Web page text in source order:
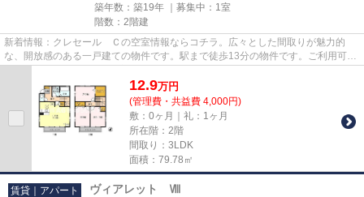
築年数：築19年 ｜募集中： 1室
階数：2階建
新着情報：クレセール Ｃの空室情報ならコチラ。広々とした間取りが魅力的
な、開放感のある一戸建ての物件です。駅まで徒歩13分の物件です。ご利用可能
12.9万円
(管理費・共益費 4,000円)
敷：0ヶ月｜礼：1ヶ月
所在階：2階
間取り：3LDK
面積：79.78㎡
賃貸｜アパート ヴィアレット Ⅷ